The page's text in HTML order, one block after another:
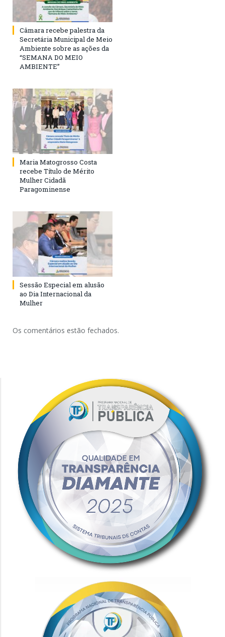
Câmara recebe palestra da
Secretária Municipal de Meio
Ambiente sobre as ações da
“SEMANA DO MEIO
AMBIENTE”
Maria Matogrosso Costa
recebe Título de Mérito
Mulher Cidadã
Paragominense
Sessão Especial em alusão
ao Dia Internacional da
Mulher
Os comentários estão fechados.